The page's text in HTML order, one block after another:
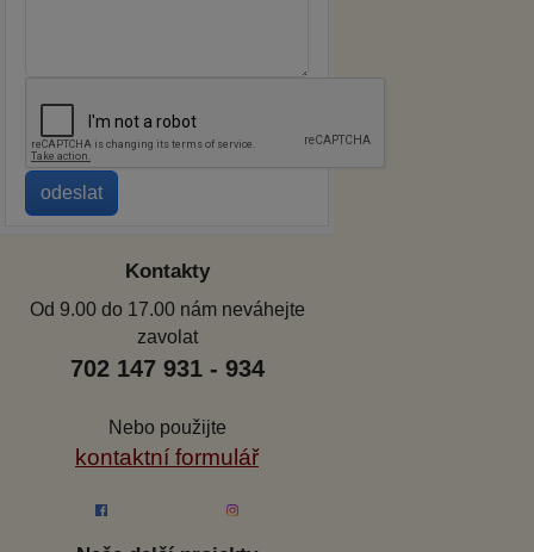
Kontakty
Od 9.00 do 17.00 nám neváhejte
zavolat
702 147 931 - 934
Nebo použijte
kontaktní formulář